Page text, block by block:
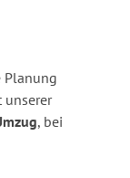
Planung
unserer
, bei